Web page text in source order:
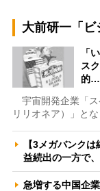
大前研一「
「
ス
的…
宇宙開発企業「ス
リリオネア）」と
【3メガバンク
益続出の一方で
急増する中国企